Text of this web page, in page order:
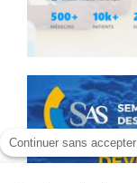
Continuer sans accepter